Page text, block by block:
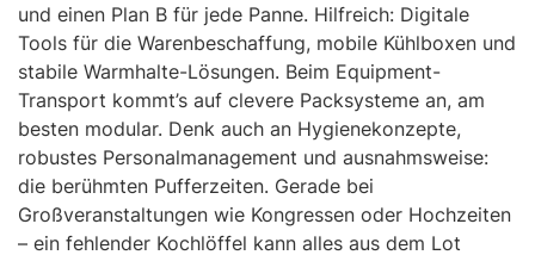
und einen Plan B für jede Panne. Hilfreich: Digitale
Tools für die Warenbeschaffung, mobile Kühlboxen und
stabile Warmhalte-Lösungen. Beim Equipment-
Transport kommt’s auf clevere Packsysteme an, am
besten modular. Denk auch an Hygienekonzepte,
robustes Personalmanagement und ausnahmsweise:
die berühmten Pufferzeiten. Gerade bei
Großveranstaltungen wie Kongressen oder Hochzeiten
– ein fehlender Kochlöffel kann alles aus dem Lot